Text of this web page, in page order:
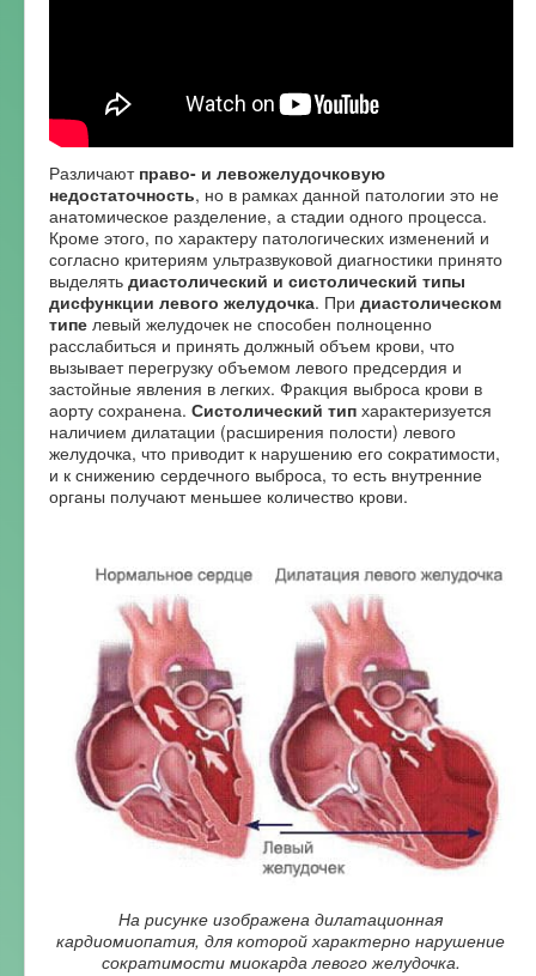
Различают право- и левожелудочковую
недостаточность, но в рамках данной патологии это не
анатомическое разделение, а стадии одного процесса.
Кроме этого, по характеру патологических изменений и
согласно критериям ультразвуковой диагностики принято
выделять диастолический и систолический типы
дисфункции левого желудочка. При диастолическом
типе левый желудочек не способен полноценно
расслабиться и принять должный объем крови, что
вызывает перегрузку объемом левого предсердия и
застойные явления в легких. Фракция выброса крови в
аорту сохранена. Систолический тип характеризуется
наличием дилатации (расширения полости) левого
желудочка, что приводит к нарушению его сократимости,
и к снижению сердечного выброса, то есть внутренние
органы получают меньшее количество крови.
На рисунке изображена дилатационная
кардиомиопатия, для которой характерно нарушение
сократимости миокарда левого желудочка.